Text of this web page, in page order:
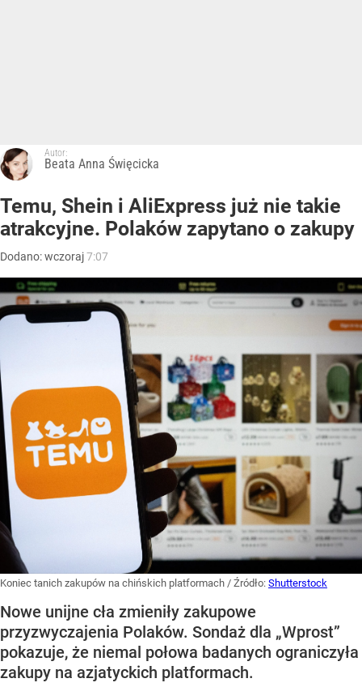
Autor:
Beata Anna Święcicka
Temu, Shein i AliExpress już nie takie
atrakcyjne. Polaków zapytano o zakupy
Dodano:wczoraj7:07
Koniec tanich zakupów na chińskich platformach / Źródło: Shutterstock
Nowe unijne cła zmieniły zakupowe
przyzwyczajenia Polaków. Sondaż dla „Wprost”
pokazuje, że niemal połowa badanych ograniczyła
zakupy na azjatyckich platformach.